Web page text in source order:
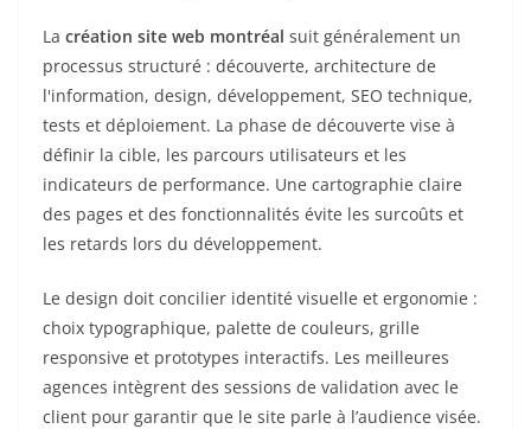
La création site web montréal suit généralement un
processus structuré : découverte, architecture de
l'information, design, développement, SEO technique,
tests et déploiement. La phase de découverte vise à
définir la cible, les parcours utilisateurs et les
indicateurs de performance. Une cartographie claire
des pages et des fonctionnalités évite les surcoûts et
les retards lors du développement.
Le design doit concilier identité visuelle et ergonomie :
choix typographique, palette de couleurs, grille
responsive et prototypes interactifs. Les meilleures
agences intègrent des sessions de validation avec le
client pour garantir que le site parle à l’audience visée.